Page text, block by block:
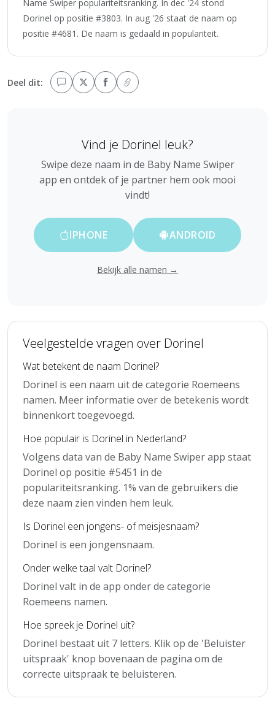
Name Swiper populariteitsranking. In dec '24 stond
Dorinel op positie #3803. In aug '26 staat de naam op
positie #4681. De naam is gedaald in populariteit.
Deel dit:
Vind je Dorinel leuk?
Swipe deze naam in de Baby Name Swiper
app en ontdek of je partner hem ook mooi
vindt!
IPHONE ANDROID
Bekijk alle namen →
Veelgestelde vragen over Dorinel
Wat betekent de naam Dorinel?
Dorinel is een naam uit de categorie Roemeens
namen. Meer informatie over de betekenis wordt
binnenkort toegevoegd.
Hoe populair is Dorinel in Nederland?
Volgens data van de Baby Name Swiper app staat
Dorinel op positie #5451 in de
populariteitsranking. 1% van de gebruikers die
deze naam zien vinden hem leuk.
Is Dorinel een jongens- of meisjesnaam?
Dorinel is een jongensnaam.
Onder welke taal valt Dorinel?
Dorinel valt in de app onder de categorie
Roemeens namen.
Hoe spreek je Dorinel uit?
Dorinel bestaat uit 7 letters. Klik op de 'Beluister
uitspraak' knop bovenaan de pagina om de
correcte uitspraak te beluisteren.